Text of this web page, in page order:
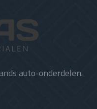
auto-onderdelen.